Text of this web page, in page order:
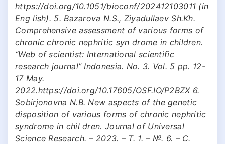
https://doi.org/10.1051/bioconf/202412103011 (in
Eng lish). 5. Bazarova N.S., Ziyadullaev Sh.Kh.
Comprehensive assessment of various forms of
chronic chronic nephritic syn drome in children.
“Web of scientist: International scientific
research journal” Indonesia. No. 3. Vol. 5 pp. 12-
17 May.
2022.https://doi.org/10.17605/OSF.IO/P2BZX 6.
Sobirjonovna N.B. New aspects of the genetic
disposition of various forms of chronic nephritic
syndrome in chil dren. Journal of Universal
Science Research. – 2023. – Т. 1. – №. 6. – С.